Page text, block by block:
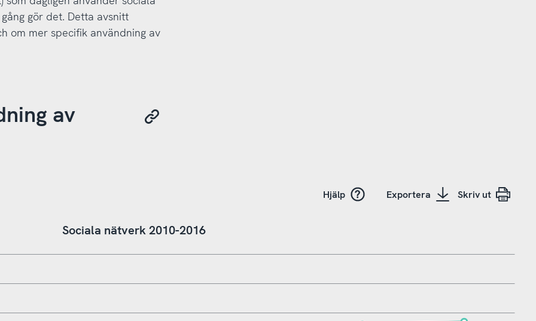
gör det. Detta avsnitt
om mer specifik användning av
av
Hjälp Exportera Skriv ut
Sociala nätverk 2010-2016